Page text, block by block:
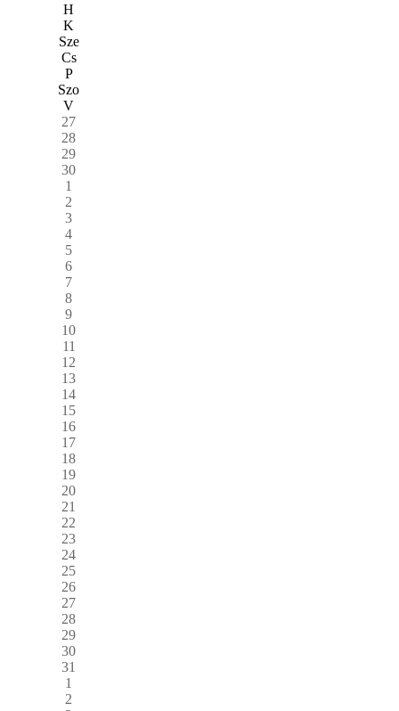
H
K
Sze
Cs
P
Szo
V
27
28
29
30
1
2
3
4
5
6
7
8
9
10
11
12
13
14
15
16
17
18
19
20
21
22
23
24
25
26
27
28
29
30
31
1
2